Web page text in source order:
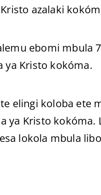
azalaki
ebomi mbula
ya Kristo kokóma.
elingi koloba ete
ya Kristo kokóma.
lokola mbula